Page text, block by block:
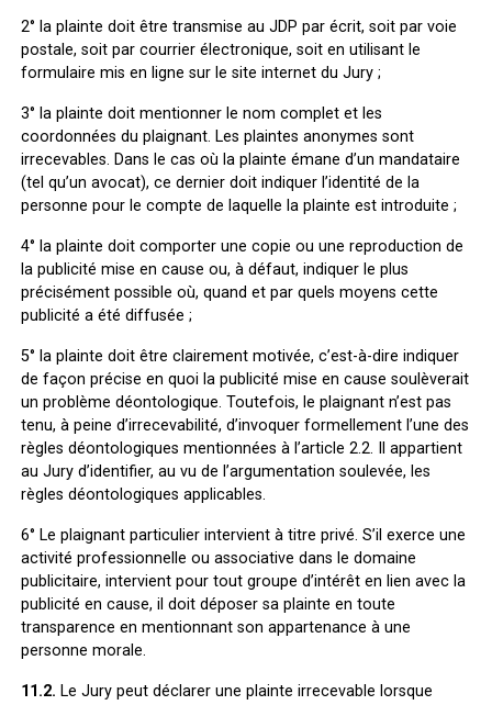
2° la plainte doit être transmise au JDP par écrit, soit par voie
postale, soit par courrier électronique, soit en utilisant le
formulaire mis en ligne sur le site internet du Jury ;
3° la plainte doit mentionner le nom complet et les
coordonnées du plaignant. Les plaintes anonymes sont
irrecevables. Dans le cas où la plainte émane d’un mandataire
(tel qu’un avocat), ce dernier doit indiquer l’identité de la
personne pour le compte de laquelle la plainte est introduite ;
4° la plainte doit comporter une copie ou une reproduction de
la publicité mise en cause ou, à défaut, indiquer le plus
précisément possible où, quand et par quels moyens cette
publicité a été diffusée ;
5° la plainte doit être clairement motivée, c’est-à-dire indiquer
de façon précise en quoi la publicité mise en cause soulèverait
un problème déontologique. Toutefois, le plaignant n’est pas
tenu, à peine d’irrecevabilité, d’invoquer formellement l’une des
règles déontologiques mentionnées à l’article 2.2. Il appartient
au Jury d’identifier, au vu de l’argumentation soulevée, les
règles déontologiques applicables.
6° Le plaignant particulier intervient à titre privé. S’il exerce une
activité professionnelle ou associative dans le domaine
publicitaire, intervient pour tout groupe d’intérêt en lien avec la
publicité en cause, il doit déposer sa plainte en toute
transparence en mentionnant son appartenance à une
personne morale.
11.2. Le Jury peut déclarer une plainte irrecevable lorsque